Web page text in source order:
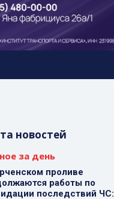
новостей
за день
проливе
работы по
последствий ЧС: